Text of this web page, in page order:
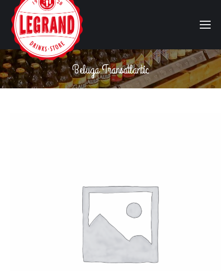
Beluga Transatlantic
Vous êtes ici :